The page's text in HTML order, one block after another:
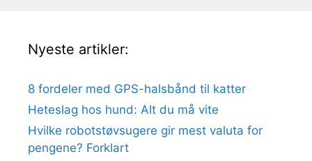
Nyeste artikler:
8 fordeler med GPS-halsbånd til katter
Heteslag hos hund: Alt du må vite
Hvilke robotstøvsugere gir mest valuta for
pengene? Forklart